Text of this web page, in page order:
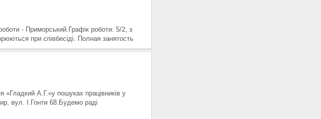
- Приморський.Графік роботи: 5/2, з
при співбесіді. Полная занятость
А.Г.»у пошуках працівників у
вул. І.Гонти 68.Будемо раді